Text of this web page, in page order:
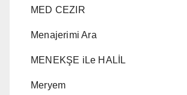
MED CEZIR
Menajerimi Ara
MENEKŞE iLe HALİL
Meryem